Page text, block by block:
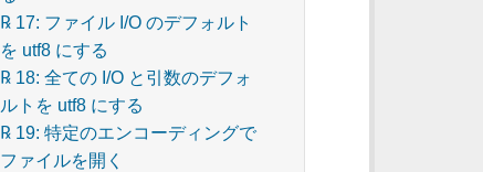
℞ 17: ファイル I/O のデフォルト
を utf8 にする
℞ 18: 全ての I/O と引数のデフォ
ルトを utf8 にする
℞ 19: 特定のエンコーディングで
ファイルを開く